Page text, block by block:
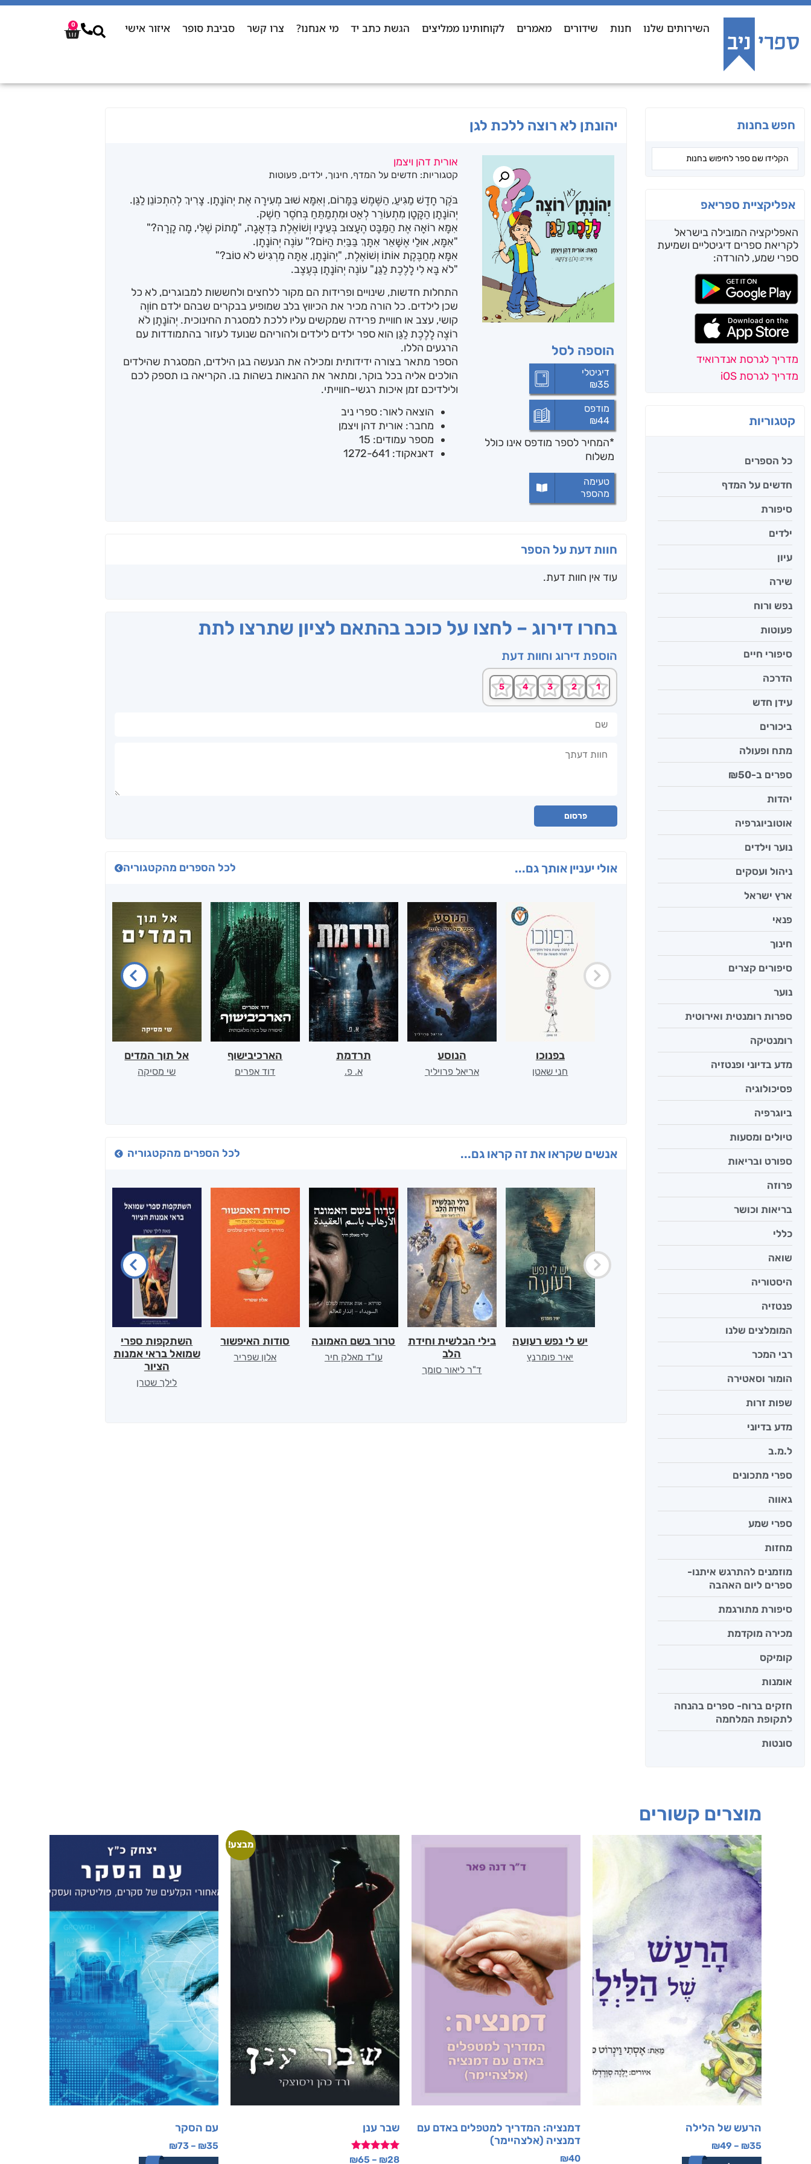
השירותים שלנו חנות שידורים מאמרים לקוחותינו ממליצים הגשת כתב יד מי אנחנו? צרו קשר סביבת סופר איזור אישי 0
חפש בחנות
אפליקציית ספריאפ
האפליקציה המובילה בישראל
לקריאת ספרים דיגיטליים ושמיעת
ספרי שמע, להורדה:
מדריך לגרסת אנדרואיד
מדריך לגרסת iOS
קטגוריות
כל הספרים
חדשים על המדף
סיפורת
ילדים
עיון
שירה
נפש ורוח
פעוטות
סיפורי חיים
הדרכה
עידן חדש
ביכורים
מתח ופעולה
ספרים ב-₪50
יהדות
אוטוביוגרפיה
נוער וילדים
ניהול ועסקים
ארץ ישראל
פנאי
חינוך
סיפורים קצרים
נוער
ספרות רומנטית ואירוטית
רומנטיקה
מדע בדיוני ופנטזיה
פסיכולוגיה
ביוגרפיה
טיולים ומסעות
ספורט ובריאות
פרוזה
בריאות וכושר
כללי
שואה
היסטוריה
פנטזיה
המומלצים שלנו
רבי המכר
הומור וסאטירה
שפות זרות
מדע בדיוני
ל.מ.ב
ספרי מתכונים
גאווה
ספרי שמע
מחזות
מוזמנים להתרגש איתנו-
ספרים ליום האהבה
סיפורת מתורגמת
מכירה מוקדמת
קומיקס
אומנות
חזקים ברוח- ספרים בהנחה
לתקופת המלחמה
סונטות
יהונתן לא רוצה ללכת לגן
הוספה לסל
דיגיטלי
₪35
מודפס
₪44
*המחיר לספר מודפס אינו כולל
משלוח
טעימה
מהספר
אורית דהן ויצמן
קטגוריות: חדשים על המדף, חינוך, ילדים, פעוטות
בֹּקֶר חָדָשׁ מַגִּיעַ, הַשֶּׁמֶשׁ בַּמָּרוֹם, וְאִמָּא שׁוּב מְעִירָה אֶת יְהוֹנָתָן. צָרִיךְ לְהִתְכּוֹנֵן לַגַּן.
יְהוֹנָתָן הַקָּטָן מִתְעוֹרֵר לְאַט וּמִתְמַתֵּחַ בְּחֹסֶר חֵשֶׁק.
אִמָּא רוֹאָה אֶת הַמַּבָּט הֶעָצוּב בְּעֵינָיו וְשׁוֹאֶלֶת בִּדְאָגָה, "מָתוֹק שֶׁלִּי, מָה קָרָה?"
"אִמָּא, אוּלַי אֶשָּׁאֵר אִתָּךְ בַּבַּיִת הַיּוֹם?" עוֹנֶה יְהוֹנָתָן.
אִמָּא מְחַבֶּקֶת אוֹתוֹ וְשׁוֹאֶלֶת, "יְהוֹנָתָן, אַתָּה מַרְגִּישׁ לֹא טוֹב?"
"לֹא בָּא לִי לָלֶכֶת לַגַּן," עוֹנֶה יְהוֹנָתָן בְּעֶצֶב.
התחלות חדשות, שינויים ופרידות הם מקור ללחצים ולחששות למבוגרים, לא כל
שכן לילדים. כל הורה מכיר את הכיווץ בלב שמופיע בבקרים שבהם ילדם חוֹוֶה
קושי, עצב או חוויית פרידה שמקשים עליו ללכת למסגרת החינוכית. יְהוֹנָתָן לֹא
רוֹצֶה לָלֶכֶת לַגַּן הוא ספר ילדים לילדים ולהוריהם שנועד לעזור בהתמודדות עם
הרגעים הללו.
הספר מתאר בצורה ידידותית ומכילה את הנעשה בגן הילדים, המסגרת שהילדים
הולכים אליה בכל בוקר, ומתאר את ההנאות בשהות בו. הקריאה בו תספק לכם
ולילדיכם זמן איכות רגשי-חווייתי.
הוצאה לאור: ספרי ניב
מחבר: אורית דהן ויצמן
מספר עמודים: 15
דאנאקוד: 1272-641
חוות דעת על הספר
עוד אין חוות דעת.
בחרו דירוג – לחצו על כוכב בהתאם לציון שתרצו לתת
הוספת דירוג וחוות דעת
פרסום
אולי יעניין אותך גם... לכל הספרים מהקטגוריה
בפנוכו
חני שאטן
הנוסע
אריאל פרויליך
תרדמת
א. פ.
הארכיבישוף
דוד אפרים
אל תוך המדים
שי מסיקה
אנשים שקראו את זה קראו גם... לכל הספרים מהקטגוריה
יש לי נפש רעועה
יאיר פומרנץ
בילי הבלשית וחידת
הלב
ד"ר ליאור סומך
טרור בשם האמונה
עו"ד מאלק חיר
סודות האיפשור
אלון שפריר
השתקפות ספרי
שמואל בראי אמנות
הציור
לילך שטרן
מוצרים קשורים
הרעש של הלילה
₪35
–
₪49
דמנציה: המדריך למטפלים באדם עם
דמנציה (אלצהיימר)
₪40
מבצע!
שבר ענן
דורג₪28
–
₪65
עם הסקר
₪35
–
₪73